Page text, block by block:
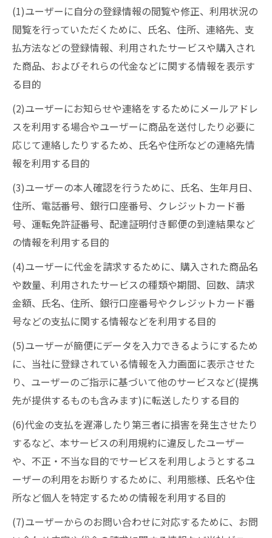
(1)ユーザーに自分の登録情報の閲覧や修正、利用状況の
閲覧を行っていただくために、氏名、住所、連絡先、支
払方法などの登録情報、利用されたサービスや購入され
た商品、およびそれらの代金などに関する情報を表示す
る目的
(2)ユーザーにお知らせや連絡をするためにメールアドレ
スを利用する場合やユーザーに商品を送付したり必要に
応じて連絡したりするため、氏名や住所などの連絡先情
報を利用する目的
(3)ユーザーの本人確認を行うために、氏名、生年月日、
住所、電話番号、銀行口座番号、クレジットカード番
号、運転免許証番号、配達証明付き郵便の到達結果など
の情報を利用する目的
(4)ユーザーに代金を請求するために、購入された商品名
や数量、利用されたサービスの種類や期間、回数、請求
金額、氏名、住所、銀行口座番号やクレジットカード番
号などの支払に関する情報などを利用する目的
(5)ユーザーが簡便にデータを入力できるようにするため
に、当社に登録されている情報を入力画面に表示させた
り、ユーザーのご指示に基づいて他のサービスなど(提携
先が提供するものも含みます)に転送したりする目的
(6)代金の支払を遅滞したり第三者に損害を発生させたり
するなど、本サービスの利用規約に違反したユーザー
や、不正・不当な目的でサービスを利用しようとするユ
ーザーの利用をお断りするために、利用態様、氏名や住
所など個人を特定するための情報を利用する目的
(7)ユーザーからのお問い合わせに対応するために、お問